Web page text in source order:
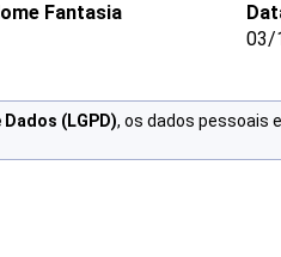
Fantasia
03/
(LGPD), os dados pessoais